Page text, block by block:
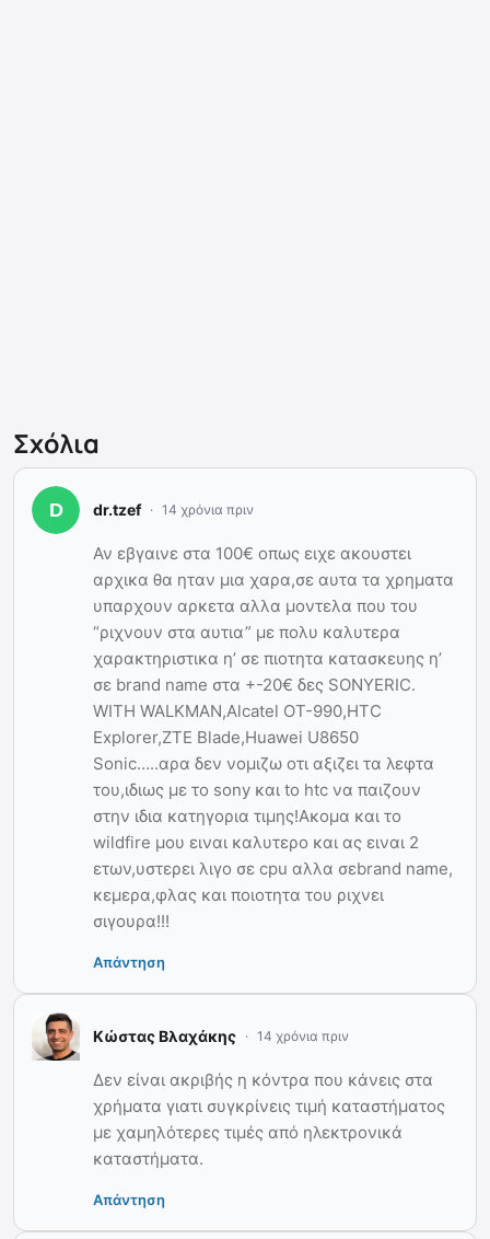
Σχόλια
dr.tzef 14 χρόνια πριν
Αν εβγαινε στα 100€ οπως ειχε ακουστει
αρχικα θα ηταν μια χαρα,σε αυτα τα χρηματα
υπαρχουν αρκετα αλλα μοντελα που του
“ριχνουν στα αυτια” με πολυ καλυτερα
χαρακτηριστικα η’ σε πιοτητα κατασκευης η’
σε brand name στα +-20€ δες SONYERIC.
WITH WALKMAN,Alcatel OT-990,HTC
Explorer,ZTE Blade,Huawei U8650
Sonic…..αρα δεν νομιζω οτι αξιζει τα λεφτα
του,ιδιως με το sony και to htc να παιζουν
στην ιδια κατηγορια τιμης!Ακομα και το
wildfire μου ειναι καλυτερο και ας ειναι 2
ετων,υστερει λιγο σε cpu αλλα σεbrand name,
κεμερα,φλας και ποιοτητα του ριχνει
σιγουρα!!!
Απάντηση
Κώστας Βλαχάκης 14 χρόνια πριν
Δεν είναι ακριβής η κόντρα που κάνεις στα
χρήματα γιατι συγκρίνεις τιμή καταστήματος
με χαμηλότερες τιμές από ηλεκτρονικά
καταστήματα.
Απάντηση